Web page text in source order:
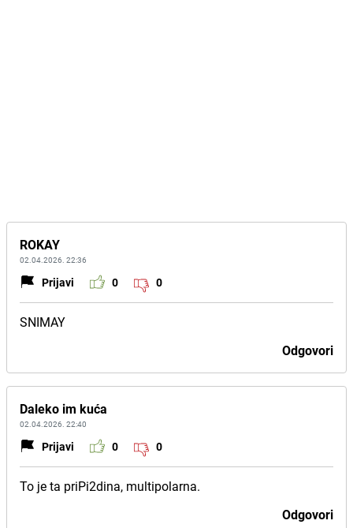
ROKAY
02.04.2026. 22:36
Prijavi 0 0
SNIMAY
Odgovori
Daleko im kuća
02.04.2026. 22:40
Prijavi 0 0
To je ta priPi2dina, multipolarna.
Odgovori